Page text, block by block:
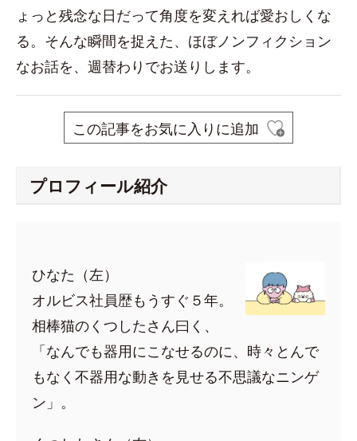
ょっと残念な日だって角度を変えれば愛おしくな
る。そんな瞬間を捉えた、ほぼノンフィクション
なお話を、週替わりでお送りします。
この記事をお気に入りに追加
プロフィール紹介
ひなた（左）
オルビス社員歴もうすぐ５年。
相棒猫のくつしたさん曰く、
「なんでも器用にこなせるのに、時々とんで
もなく不器用な動きを見せる不思議なニンゲ
ン」。